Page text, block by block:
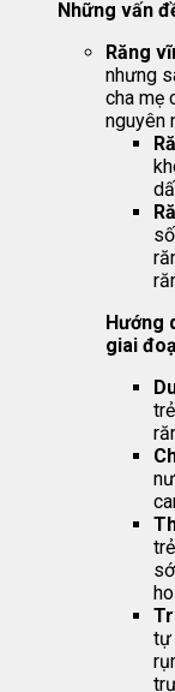
Những vấn
Răng
nhưng
cha mẹ
nguyên
Hướng
giai
tự